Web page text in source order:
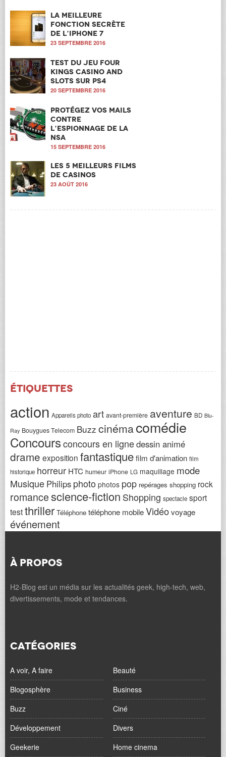
La meilleure
fonction secrète
de l’iPhone 7
23 SEPTEMBRE 2016
Test du jeu Four
Kings Casino and
Slots sur PS4
20 SEPTEMBRE 2016
Protégez vos mails
contre
l’espionnage de la
NSA
15 SEPTEMBRE 2016
Les 5 meilleurs films
de casinos
23 AOÛT 2016
Étiquettes
action Appareils photo art avant-première aventure BD Blu-
Ray Bouygues Telecom Buzz cinémacomédie
Concoursconcours en lignedessin animé
drame exposition fantastiquefilm d'animation film
historique horreur HTC humeur iPhone LG maquillage mode
Musique Philips photo photos pop repérages shopping rock
romancescience-fiction Shopping spectacle sport
testthriller Téléphone téléphone mobileVidéovoyage
événement
À PROPOS
H2-Blog est un média sur les actualités geek, high-tech, web,
divertissements, mode et tendances.
CATÉGORIES
A voir, A faire
Beauté
Blogosphère
Business
Buzz
Ciné
Développement
Divers
Geekerie
Home cinema